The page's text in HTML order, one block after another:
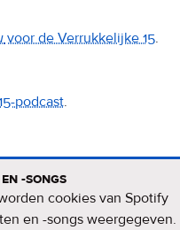
voor de Verrukkelijke 15.
podcast.
-songs
cookies van Spotify
en -songs weergegeven.